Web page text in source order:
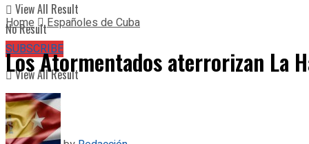
View All Result
SUBSCRIBE
No Result
View All Result
Home Españoles de Cuba
Los Atormentados aterrorizan La